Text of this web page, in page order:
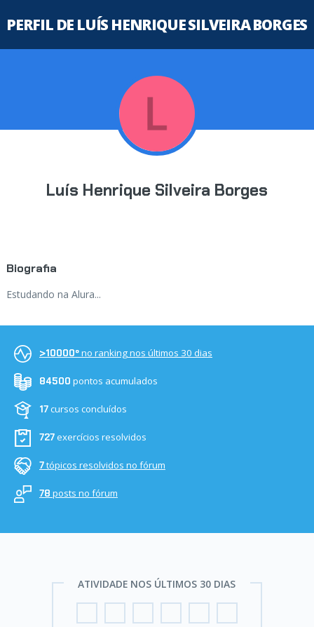
PERFIL DE LUÍS HENRIQUE SILVEIRA BORGES
Luís Henrique Silveira Borges
Biografia
Estudando na Alura...
>10000ºno ranking nos últimos 30 dias
84500 pontos acumulados
17cursos concluídos
727exercícios resolvidos
7tópicos resolvidos no fórum
78 posts no fórum
ATIVIDADE NOS ÚLTIMOS 30 DIAS